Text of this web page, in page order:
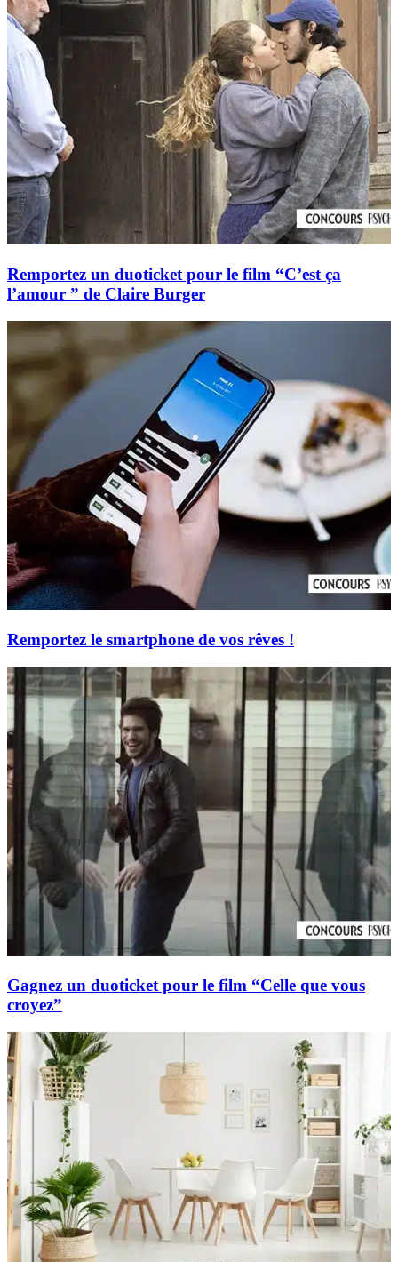
Remportez un duoticket pour le film “C’est ça
l’amour ” de Claire Burger
Remportez le smartphone de vos rêves !
Gagnez un duoticket pour le film “Celle que vous
croyez”